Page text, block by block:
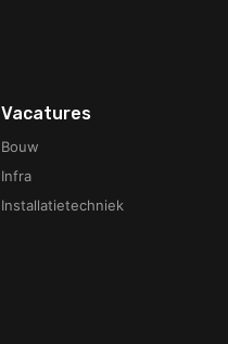
Vacatures
Bouw
Infra
Installatietechniek